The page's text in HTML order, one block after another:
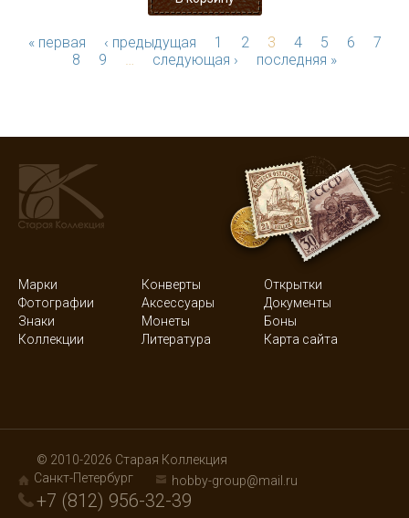
« первая ‹ предыдущая 1 2 3 4 5 6
7
8
9 … следующая › последняя »
Марки Конверты
Открытки
Фотографии
Аксессуары
Документы
Знаки
Монеты
Боны
Коллекции
Литература Карта сайта
© 2010-2026 Старая Коллекция
Санкт-Петербург
hobby-group@mail.ru
+7 (812) 956-32-39